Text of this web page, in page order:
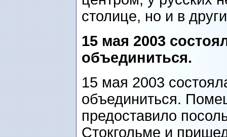
столице, но и в
15 мая 2003
объединиться.
15 мая 2003
объединиться.
предоставило
Стокгольме и